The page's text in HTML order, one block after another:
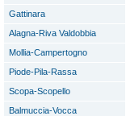
Gattinara
Alagna-Riva Valdobbia
Mollia-Campertogno
Piode-Pila-Rassa
Scopa-Scopello
Balmuccia-Vocca